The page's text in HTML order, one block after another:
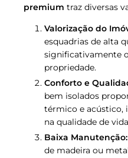
premium traz diversas
Valorização do
esquadrias de alta
significativamente
propriedade.
Conforto e
bem isolados
térmico e acústico,
na qualidade de
Baixa Manutenção:
de madeira ou